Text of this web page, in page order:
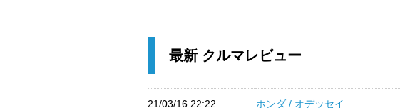
最新 クルマレビュー
21/03/16 22:22 ホンダ / オデッセイ